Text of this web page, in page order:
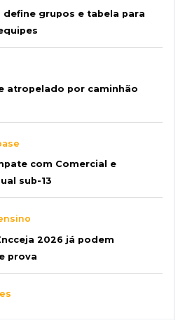
grupos e tabela para
atropelado por caminhão
com Comercial e
sub-13
2026 já podem
prova